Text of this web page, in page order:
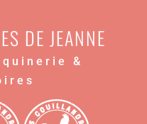
DE JEANNE
&